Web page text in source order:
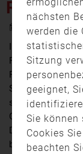
25. Juli 2019
In der
Fassadenbrand
Feuer an der
Steinergasse
so stark, dass
Die
bekämpft. Die
nächsten
werden die
Sitzung
geeignet,
Sie können
Cookies
beachten